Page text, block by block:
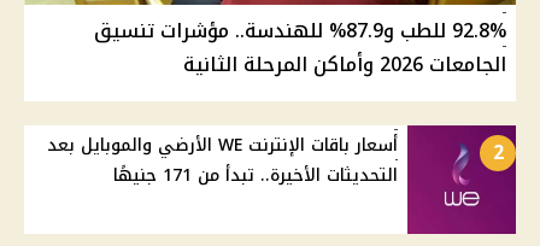
92.8% للطب و87.9% للهندسة.. مؤشرات تنسيق
الجامعات 2026 وأماكن المرحلة الثانية
2
أسعار باقات الإنترنت WE الأرضي والموبايل بعد
التحديثات الأخيرة.. تبدأ من 171 جنيهًا